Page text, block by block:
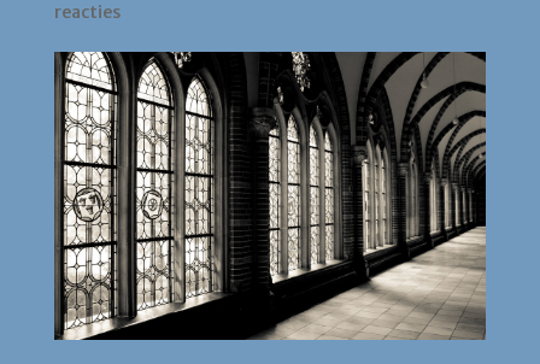
reacties